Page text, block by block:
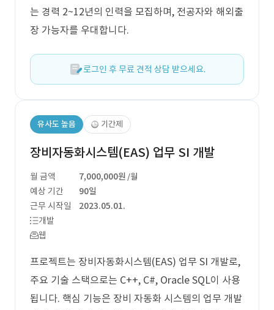
는 경력 2~12년의 인력을 모집하며, 전공자와 해외출
장 가능자를 우대합니다.
로그인 후 무료 견적 상담 받으세요.
유사도 높음 기간제
장비자동화시스템(EAS) 업무 SI 개발
월 금액 7,000,000원 /월
예상 기간
90일
근무 시작일
2023.05.01.
개발
웹
프로젝트는 장비자동화시스템(EAS) 업무 SI 개발로,
주요 기술 스택으로는 C++, C#, Oracle SQL이 사용
됩니다. 핵심 기능은 장비 자동화 시스템의 업무 개발